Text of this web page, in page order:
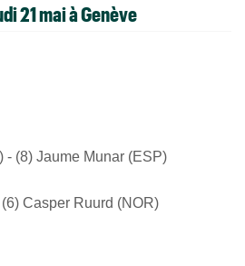
21 mai à Genève
- (8) Jaume Munar (ESP)
Casper Ruurd (NOR)